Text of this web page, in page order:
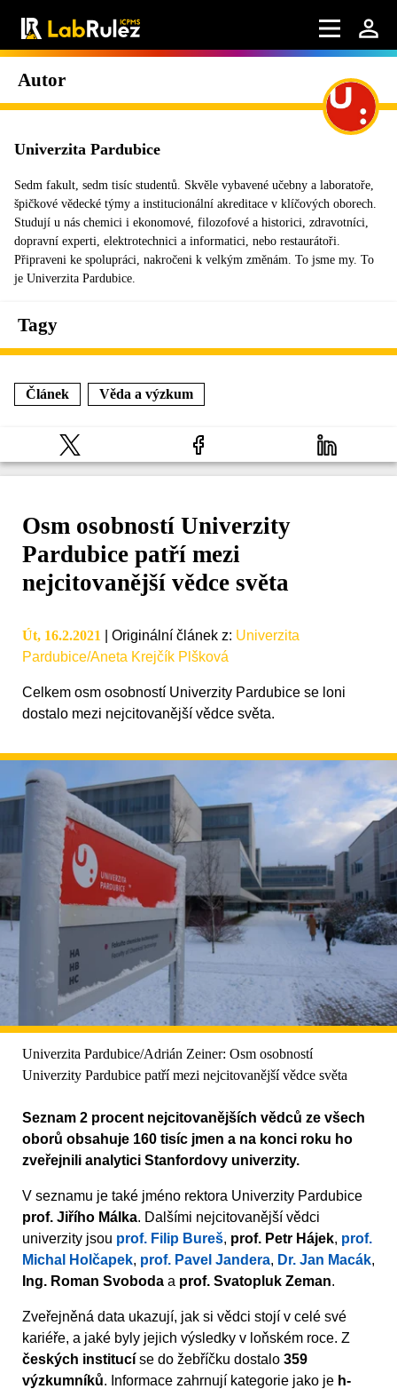
Autor
Univerzita Pardubice
Sedm fakult, sedm tisíc studentů. Skvěle vybavené učebny a laboratoře,
špičkové vědecké týmy a institucionální akreditace v klíčových oborech.
Studují u nás chemici i ekonomové, filozofové a historici, zdravotníci,
dopravní experti, elektrotechnici a informatici, nebo restaurátoři.
Připraveni ke spolupráci, nakročeni k velkým změnám. To jsme my. To
je Univerzita Pardubice.
Tagy
Článek Věda a výzkum
Osm osobností Univerzity
Pardubice patří mezi
nejcitovanější vědce světa
Út, 16.2.2021 Originální článek z: Univerzita
Pardubice/Aneta Krejčík Plšková
Celkem osm osobností Univerzity Pardubice se loni
dostalo mezi nejcitovanější vědce světa.
Univerzita Pardubice/Adrián Zeiner: Osm osobností
Univerzity Pardubice patří mezi nejcitovanější vědce světa
Seznam 2 procent nejcitovanějších vědců ze všech
oborů obsahuje 160 tisíc jmen a na konci roku ho
zveřejnili analytici Stanfordovy univerzity.
V seznamu je také jméno rektora Univerzity Pardubice
prof. Jiřího Málka. Dalšími nejcitovanější vědci
univerzity jsou prof. Filip Bureš, prof. Petr Hájek, prof.
Michal Holčapek, prof. Pavel Jandera, Dr. Jan Macák,
Ing. Roman Svoboda a prof. Svatopluk Zeman.
Zveřejněná data ukazují, jak si vědci stojí v celé své
kariéře, a jaké byly jejich výsledky v loňském roce. Z
českých institucí se do žebříčku dostalo 359
výzkumníků. Informace zahrnují kategorie jako je h-